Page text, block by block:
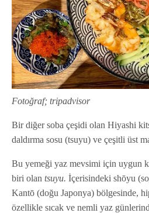
Fotoğraf; tripadvisor
Bir diğer soba çeşidi olan Hiyashi
daldırma sosu (tsuyu) ve çeşitli üst
Bu yemeği yaz mevsimi için uygun
biri olantsuyu.İçerisindeki shōyu
Kantō (doğu Japonya) bölgesinde,
özellikle sıcak ve nemli yaz